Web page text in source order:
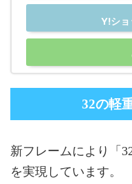
Y!ショ
32の軽
新フレームにより「
を実現しています。